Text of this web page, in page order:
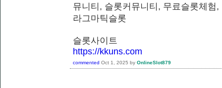
뮤니티, 슬롯커뮤니티, 무료슬롯체험
라그마틱슬롯
슬롯사이트
https://kkuns.com
commented Oct 1, 2025 by OnlineSlot879